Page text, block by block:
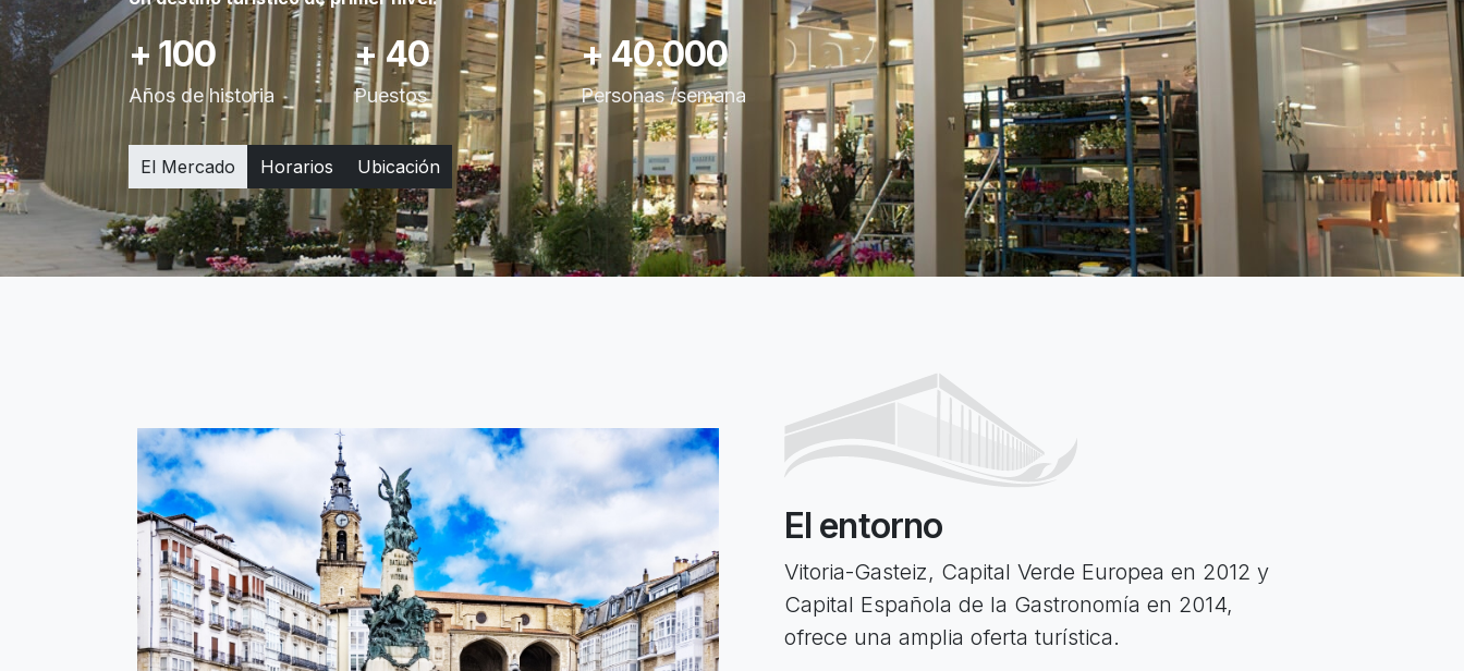
+ 100
Años de historia
+ 40
Puestos
+ 40.000
Personas /semana
El Mercado Horarios Ubicación
El entorno
Vitoria-Gasteiz, Capital Verde Europea en 2012 y
Capital Española de la Gastronomía en 2014,
ofrece una amplia oferta turística.